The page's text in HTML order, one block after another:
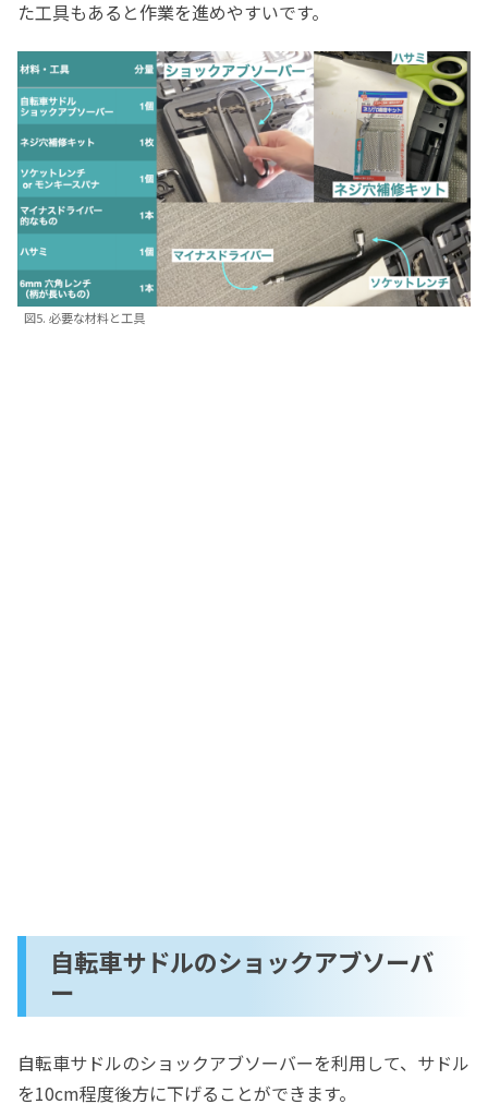
た工具もあると作業を進めやすいです。
図5. 必要な材料と工具
自転車サドルのショックアブソーバ
ー
自転車サドルのショックアブソーバーを利用して、サドル
を10cm程度後方に下げることができます。